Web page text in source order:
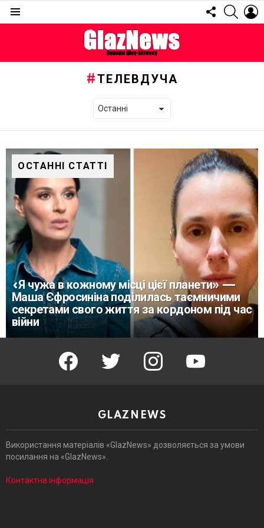
FOLLOW
US
ТЕЛЕВДУЧА
ОСТАННІ СТАТТІ
«Я чужа в кожному місці цієї планети» —
Маша Єфросиніна поділилась таємничими
секретами свого життя за кордоном під час
війни
facebook twitter instagram youtube
GLAZNEWS
Використання матеріалів «GlazNews» дозволяється за умови
посилання на «GlazNews».
Контактна інформація